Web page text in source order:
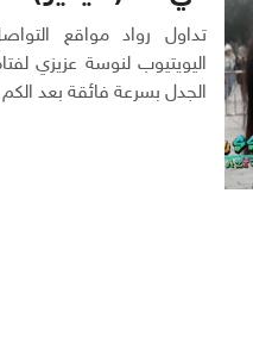
تداول رواد مواقع
اليويتيوب لنوسة عزيزي
الجدل بسرعة فائقة بعد الكم